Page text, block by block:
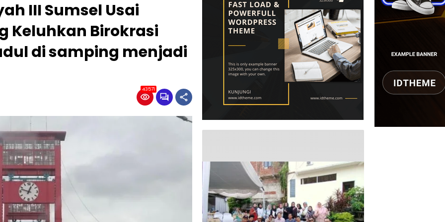
III Sumsel Usai
Keluhkan Birokrasi
di samping menjadi
43571